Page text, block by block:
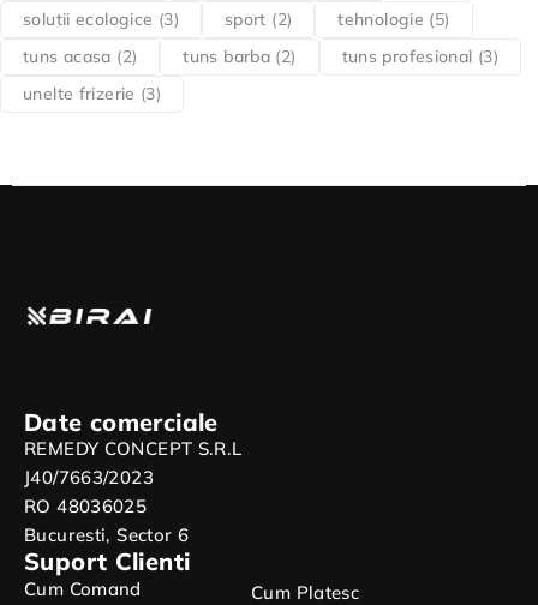
solutii ecologice (3) sport (2) tehnologie (5)
tuns acasa (2) tuns barba (2) tuns profesional (3)
unelte frizerie (3)
Date comerciale
REMEDY CONCEPT S.R.L
J40/7663/2023
RO 48036025
Bucuresti, Sector 6
Suport Clienti
Cum Comand
Cum Platesc